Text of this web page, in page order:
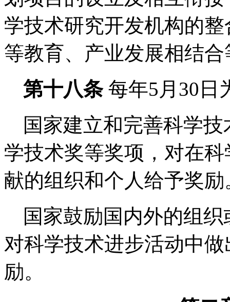
学技术研究开发机构的
等教育、产业发展相结
第十八条 每年5 月 30 日
国家建立和完善科学
学技术奖等奖项，对在
献的组织和个人给予奖
国家鼓励国内外的组
对科学技术进步活动中
励。